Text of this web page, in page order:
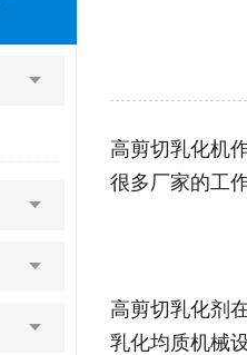
高剪切乳化机
很多厂家的工
高剪切乳化剂
乳化均质机械